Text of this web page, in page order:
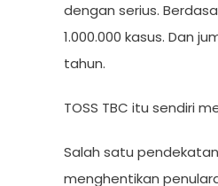
dengan serius.
1.000.000 kasus. Dan
tahun.
TOSS TBC itu sendiri
Salah satu
menghentikan